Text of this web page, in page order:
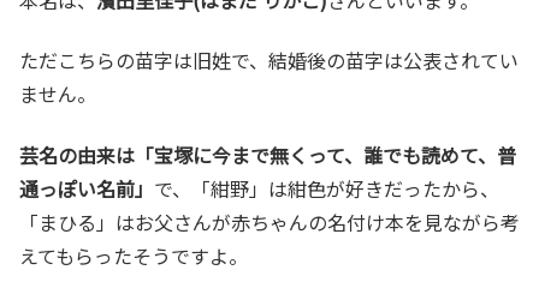
ただこちらの苗字は旧姓で、結婚後の苗字は公表されてい
ません。
芸名の由来は「宝塚に今まで無くって、誰でも読めて、普
通っぽい名前」 で、「紺野」は紺色が好きだったから、
「まひる」はお父さんが赤ちゃんの名付け本を見ながら考
えてもらったそうですよ。